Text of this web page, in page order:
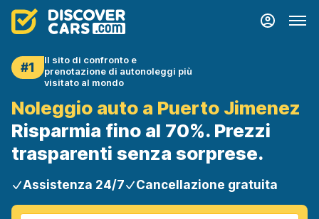
#1
Il sito di confronto e
prenotazione di autonoleggi più
visitato al mondo
Noleggio auto a Puerto Jimenez
Risparmia fino al 70%. Prezzi
trasparenti senza sorprese.
Assistenza 24/7 Cancellazione gratuita